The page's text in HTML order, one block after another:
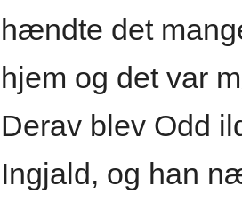
hændte det
hjem og det var
Derav blev Odd
Ingjald, og han